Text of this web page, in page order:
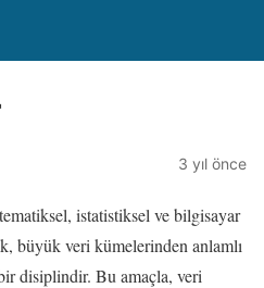
3 yıl önce
istatistiksel ve bilgisayar
büyük veri kümelerinden anlamlı
disiplindir. Bu amaçla, veri